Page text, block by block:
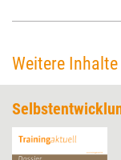
Weitere